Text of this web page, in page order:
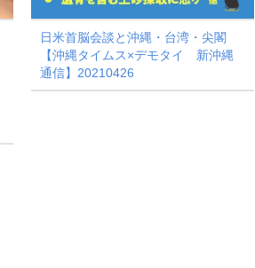
日米首脳会談と沖縄・台湾・尖閣
【沖縄タイムス×デモタイ 新沖縄
通信】20210426